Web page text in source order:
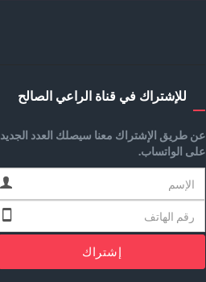
للإشتراك في قناة الراعي الصالح
عن طريق الإشتراك معنا سيصلك العدد الجديد
على الواتساب.
إشتراك